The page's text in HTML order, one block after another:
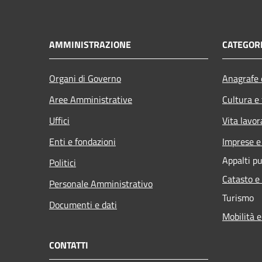
AMMINISTRAZIONE
Organi di Governo
Aree Amministrative
Uffici
Enti e fondazioni
Politici
Personale Amministrativo
Documenti e dati
Cultura
Vita
Imprese
Appalti
Catasto
Turismo
Mobilità
CONTATTI